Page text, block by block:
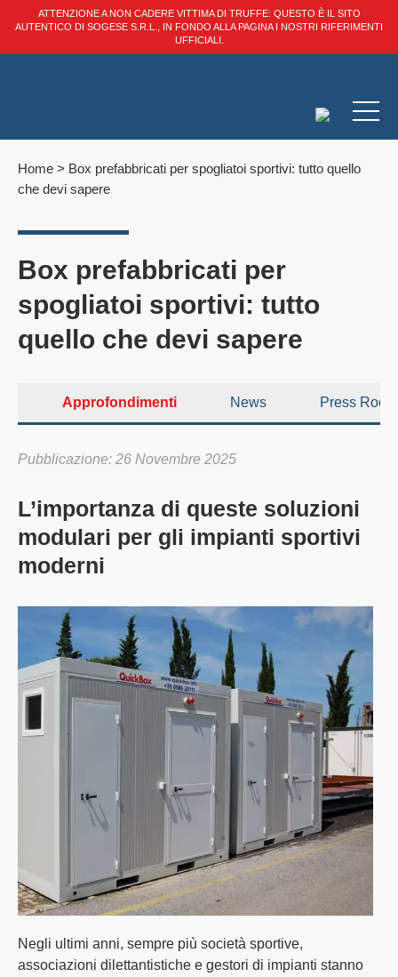
ATTENZIONE A NON CADERE VITTIMA DI TRUFFE: QUESTO È IL SITO
AUTENTICO DI SOGESE S.R.L., IN FONDO ALLA PAGINA I NOSTRI RIFERIMENTI
UFFICIALI.
Home > Box prefabbricati per spogliatoi sportivi​: tutto quello
che devi sapere
Box prefabbricati per
spogliatoi sportivi​: tutto
quello che devi sapere
Approfondimenti News Press Room
Pubblicazione: 26 Novembre 2025
L’importanza di queste soluzioni
modulari per gli impianti sportivi
moderni
Negli ultimi anni, sempre più società sportive,
associazioni dilettantistiche e gestori di impianti stanno